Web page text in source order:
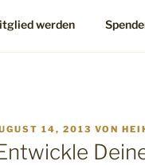
werden
14, 2013 VON